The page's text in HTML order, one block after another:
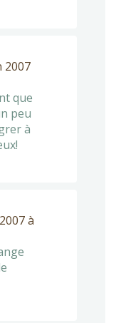
2007
que
peu
à
à